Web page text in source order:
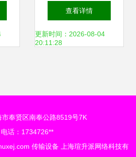
备 驱动通信网络的
核心引擎
查看详情
更新时间：2026-08-04
20:11:28
市奉贤区南奉公路8519号7K
电话：1734726**
传输设备 上海瑄升派网络科技有